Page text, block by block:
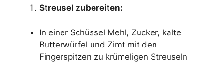
Streusel zubereiten:
In einer Schüssel Mehl, Zucker, kalte
Butterwürfel und Zimt mit den
Fingerspitzen zu krümeligen Streuseln